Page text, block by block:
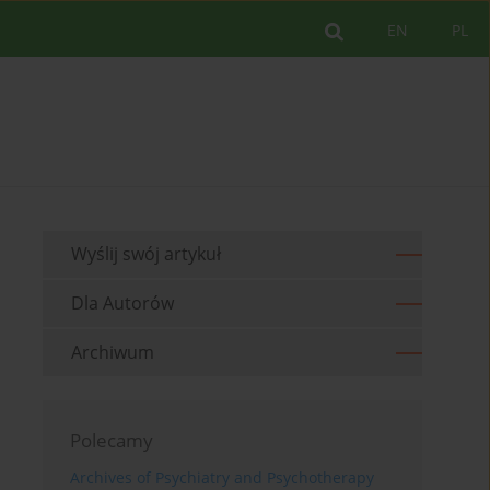
PL
EN
Wyślij swój artykuł
Dla Autorów
Archiwum
Polecamy
Archives of Psychiatry and Psychotherapy